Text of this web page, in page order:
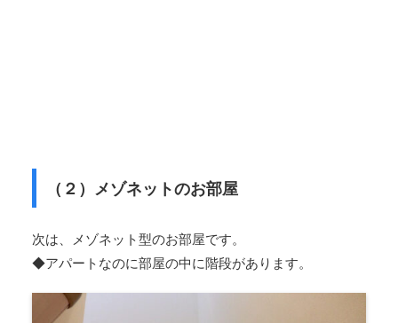
（２）メゾネットのお部屋
次は、メゾネット型のお部屋です。
◆アパートなのに部屋の中に階段があります。